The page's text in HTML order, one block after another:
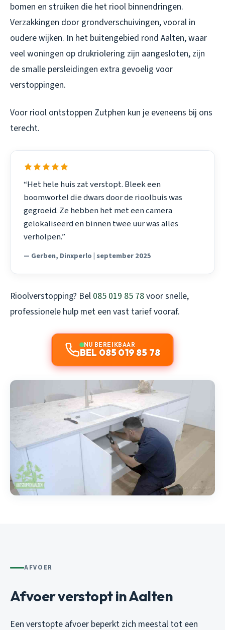
bomen en struiken die het riool binnendringen.
Verzakkingen door grondverschuivingen, vooral in
oudere wijken. In het buitengebied rond Aalten, waar
veel woningen op drukriolering zijn aangesloten, zijn
de smalle persleidingen extra gevoelig voor
verstoppingen.
Voor riool ontstoppen Zutphen kun je eveneens bij ons
terecht.
“Het hele huis zat verstopt. Bleek een
boomwortel die dwars door de rioolbuis was
gegroeid. Ze hebben het met een camera
gelokaliseerd en binnen twee uur was alles
verholpen.”
— Gerben, Dinxperlo | september 2025
Rioolverstopping? Bel 085 019 85 78voor snelle,
professionele hulp met een vast tarief vooraf.
NU BEREIKBAAR
BEL 085 019 85 78
AFVOER
Afvoer verstopt in Aalten
Een verstopte afvoer beperkt zich meestal tot een